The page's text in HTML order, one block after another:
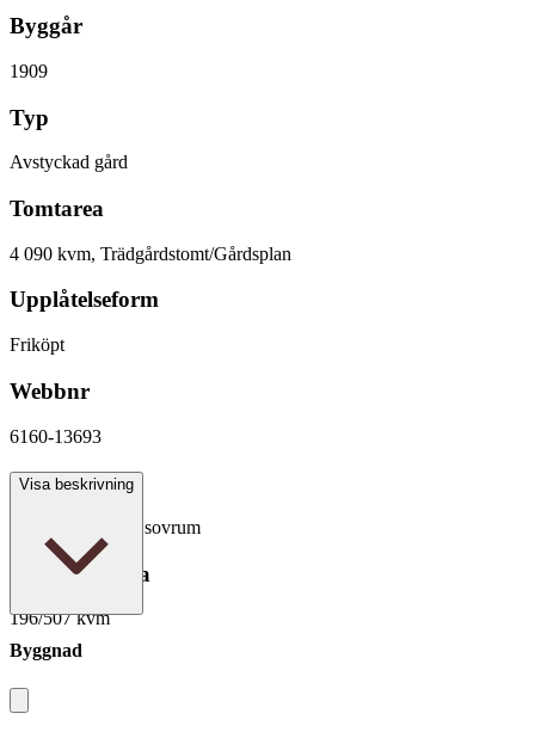
Byggår
1909
Typ
Avstyckad gård
Tomtarea
4 090 kvm, Trädgårdstomt/Gårdsplan
Upplåtelseform
Friköpt
Webbnr
6160-13693
Antal rum
6 rum varav 4 - 5 sovrum
Boarea/Biarea
196/507 kvm
Visa beskrivning
Byggnad